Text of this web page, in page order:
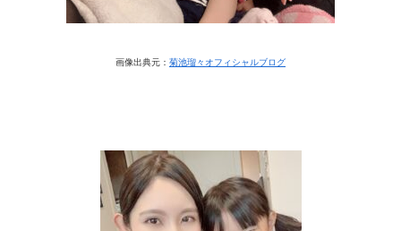
画像出典元： 菊池瑠々オフィシャルブログ